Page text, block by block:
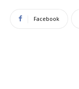
Facebook